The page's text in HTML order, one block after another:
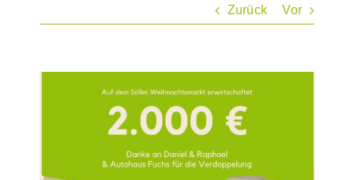
Zurück Vor